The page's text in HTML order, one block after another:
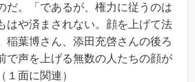
だ。「であるが、権力に従うのは
はや済まされない。顔を上げて法
稲葉博さん、添田充啓さんの後ろ
で声を上げる無数の人たちの顔が
１面に関連）